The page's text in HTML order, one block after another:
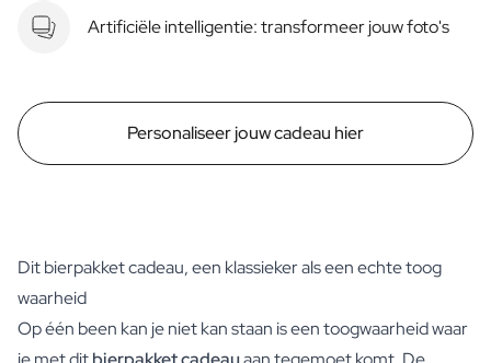
Artificiële intelligentie: transformeer jouw foto's
Personaliseer jouw cadeau hier
Dit bierpakket cadeau, een klassieker als een echte toog
waarheid
Op één been kan je niet kan staan is een toogwaarheid waar